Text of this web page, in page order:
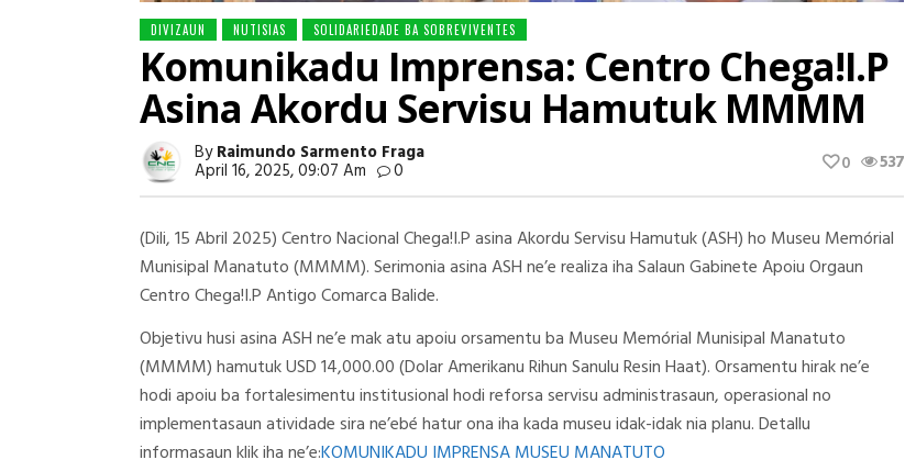
DIVIZAUN NUTISIAS SOLIDARIEDADE BA SOBREVIVENTES
Komunikadu Imprensa: Centro Chega!I.P
Asina Akordu Servisu Hamutuk MMMM
ByRaimundo Sarmento Fraga
April 16, 2025, 09:07 Am 0 537
0
(Dili, 15 Abril 2025) Centro Nacional Chega!I.P asina Akordu Servisu Hamutuk (ASH) ho Museu Memórial
Munisipal Manatuto (MMMM). Serimonia asina ASH ne’e realiza iha Salaun Gabinete Apoiu Orgaun
Centro Chega!I.P Antigo Comarca Balide.
Objetivu husi asina ASH ne’e mak atu apoiu orsamentu ba Museu Memórial Munisipal Manatuto
(MMMM) hamutuk USD 14,000.00 (Dolar Amerikanu Rihun Sanulu Resin Haat). Orsamentu hirak ne’e
hodi apoiu ba fortalesimentu institusional hodi reforsa servisu administrasaun, operasional no
implementasaun atividade sira ne’ebé hatur ona iha kada museu idak-idak nia planu. Detallu
informasaun klik iha ne’e:KOMUNIKADU IMPRENSA MUSEU MANATUTO